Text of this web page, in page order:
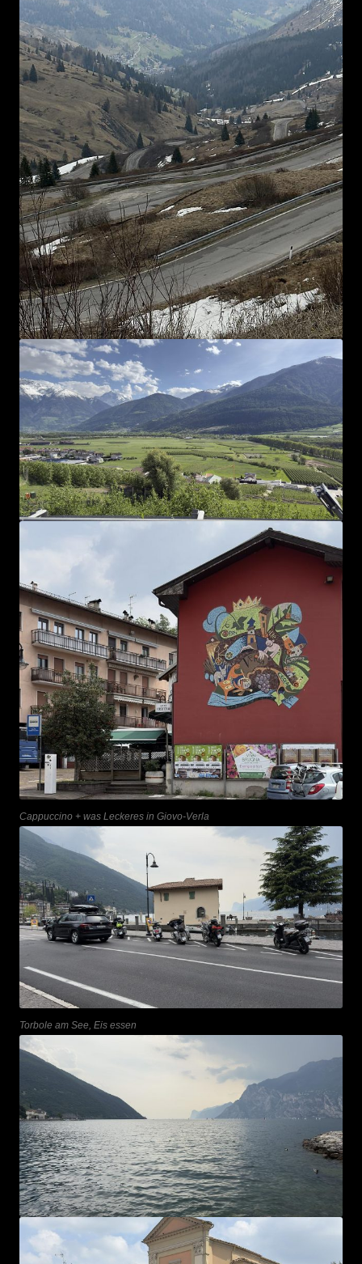
Cappuccino + was Leckeres in Giovo-Verla
Torbole am See, Eis essen